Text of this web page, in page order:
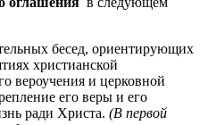
бесед, ориентирующих
христианской
вероучения и церковной
его веры и его
ради Христа. (В первой